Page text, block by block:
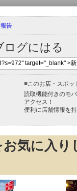
告
ログにはる
■ このお店・スポ
読取機能付きのモ
アクセス！
便利に店舗情報を
気に入